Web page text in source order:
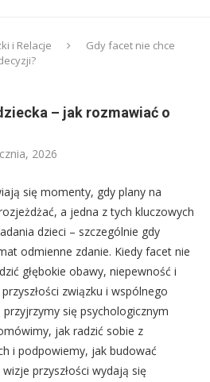
i Relacje
Gdy facet nie chce
– jak rozmawiać o
2026
się momenty, gdy plany na
a jedna z tych kluczowych
dzieci – szczególnie gdy
odmienne zdanie. Kiedy facet nie
głębokie obawy, niepewność i
związku i wspólnego
się psychologicznym
jak radzić sobie z
i podpowiemy, jak budować
przyszłości wydają się